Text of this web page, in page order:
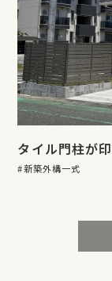
タイル門柱が
新築外構一式